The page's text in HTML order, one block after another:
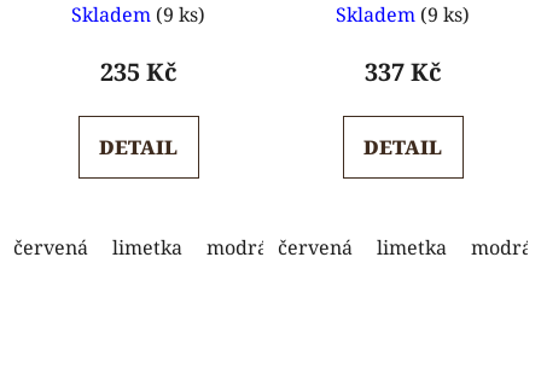
hodnocení
produktu
5,0
z
Skladem (9 ks)
235 Kč
DETAIL
červená limetka modrá oranžová světle modrá
hodnocení
produktu
5,0
z
Skladem (9 ks)
337 Kč
DETAIL
červená limetka modrá